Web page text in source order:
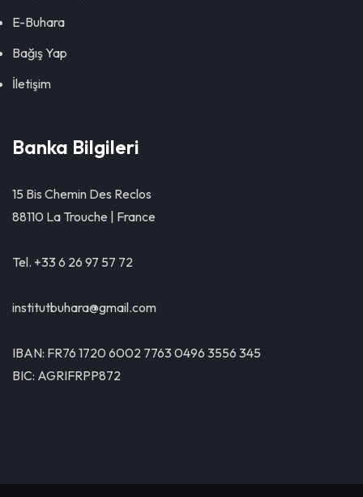
E-Buhara
Bağış Yap
İletişim
Banka Bilgileri
15 Bis Chemin Des Reclos
88110 La Trouche | France
Tel. +33 6 26 97 57 72
institutbuhara@gmail.com
IBAN: FR76 1720 6002 7763 0496 3556 345
BIC: AGRIFRPP872